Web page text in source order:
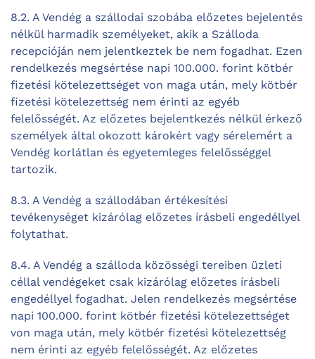
8.2. A Vendég a szállodai szobába előzetes bejelentés
nélkül harmadik személyeket, akik a Szálloda
recepcióján nem jelentkeztek be nem fogadhat. Ezen
rendelkezés megsértése napi 100.000. forint kötbér
fizetési kötelezettséget von maga után, mely kötbér
fizetési kötelezettség nem érinti az egyéb
felelősségét. Az előzetes bejelentkezés nélkül érkező
személyek által okozott károkért vagy sérelemért a
Vendég korlátlan és egyetemleges felelősséggel
tartozik.
8.3. A Vendég a szállodában értékesítési
tevékenységet kizárólag előzetes írásbeli engedéllyel
folytathat.
8.4. A Vendég a szálloda közösségi tereiben üzleti
céllal vendégeket csak kizárólag előzetes írásbeli
engedéllyel fogadhat. Jelen rendelkezés megsértése
napi 100.000. forint kötbér fizetési kötelezettséget
von maga után, mely kötbér fizetési kötelezettség
nem érinti az egyéb felelősségét. Az előzetes